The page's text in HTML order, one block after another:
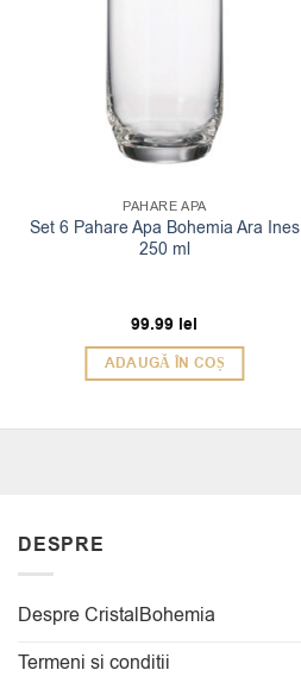
PAHARE APA
Set 6 Pahare Apa Bohemia Ara Ines
250 ml
99.99 lei
ADAUGĂ ÎN COȘ
DESPRE
Despre CristalBohemia
Termeni si conditii